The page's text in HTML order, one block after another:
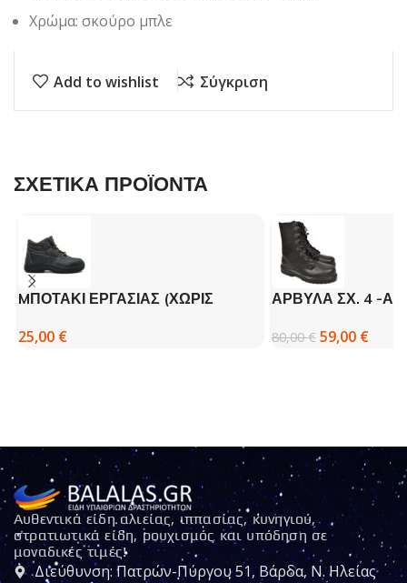
Χρώμα: σκούρο μπλε
Add to wishlist Σύγκριση
ΣΧΕΤΙΚΑ ΠΡΟΪΟΝΤΑ
MΠΟΤΑΚΙ ΕΡΓΑΣΙΑΣ (ΧΩΡΙΣ
25,00 €
ΑΡΒΥΛΑ ΣΧ. 4 -
80,00€ 59,00 €
Αυθεντικά είδη αλιείας, ιππασίας, κυνηγιού,
στρατιωτικά είδη, ρουχισμός και υπόδηση σε
μοναδικές τιμές!
Διεύθυνση: Πατρών-Πύργου 51, Βάρδα, Ν. Ηλείας